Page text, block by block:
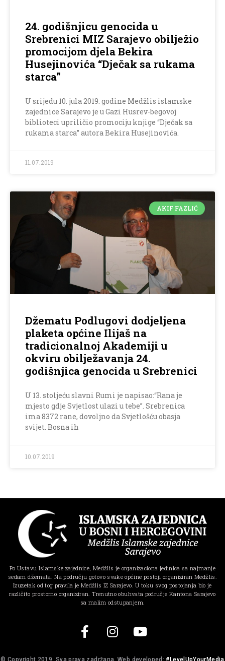
24. godišnjicu genocida u
Srebrenici MIZ Sarajevo obilježio
promocijom djela Bekira
Husejinovića “Dječak sa rukama
starca”
U srijedu 10. jula 2019. godine Medžlis islamske
zajednice Sarajevo je u Gazi Husrev-begovoj
biblioteci upriličio promociju knjige “Dječak sa
rukama starca” autora Bekira Husejinovića.
11.07.2019
AKIF FAZLIĆ
Džematu Podlugovi dodjeljena
plaketa općine Ilijaš na
tradicionalnoj Akademiji u
okviru obilježavanja 24.
godišnjica genocida u Srebrenici
U 13. stoljeću slavni Rumi je napisao:“Rana je
mjesto gdje Svjetlost ulazi u tebe”. Srebrenica
ima 8372 rane, dovoljno da Svjetlošću obasja
svijet. Bosna ih
10.07.2019
Po Ustavu Islamske zajednice, Medžlis je organizaciona jedinica sa najmanje
sedam džemata. Na području gotovo svake općine postoji organiziran Medžlis.
Izuzetak od tog pravila je Medžlis IZ Sarajevo. U toku svog postojanja bio je
različito prostorno organiziran. Trenutno obuhvata područje Kantona Sarajevo
sa malim odstupanjem.
© Copyright 2019, Sva prava zadržana. Web developed:#LevelUpYourMedia